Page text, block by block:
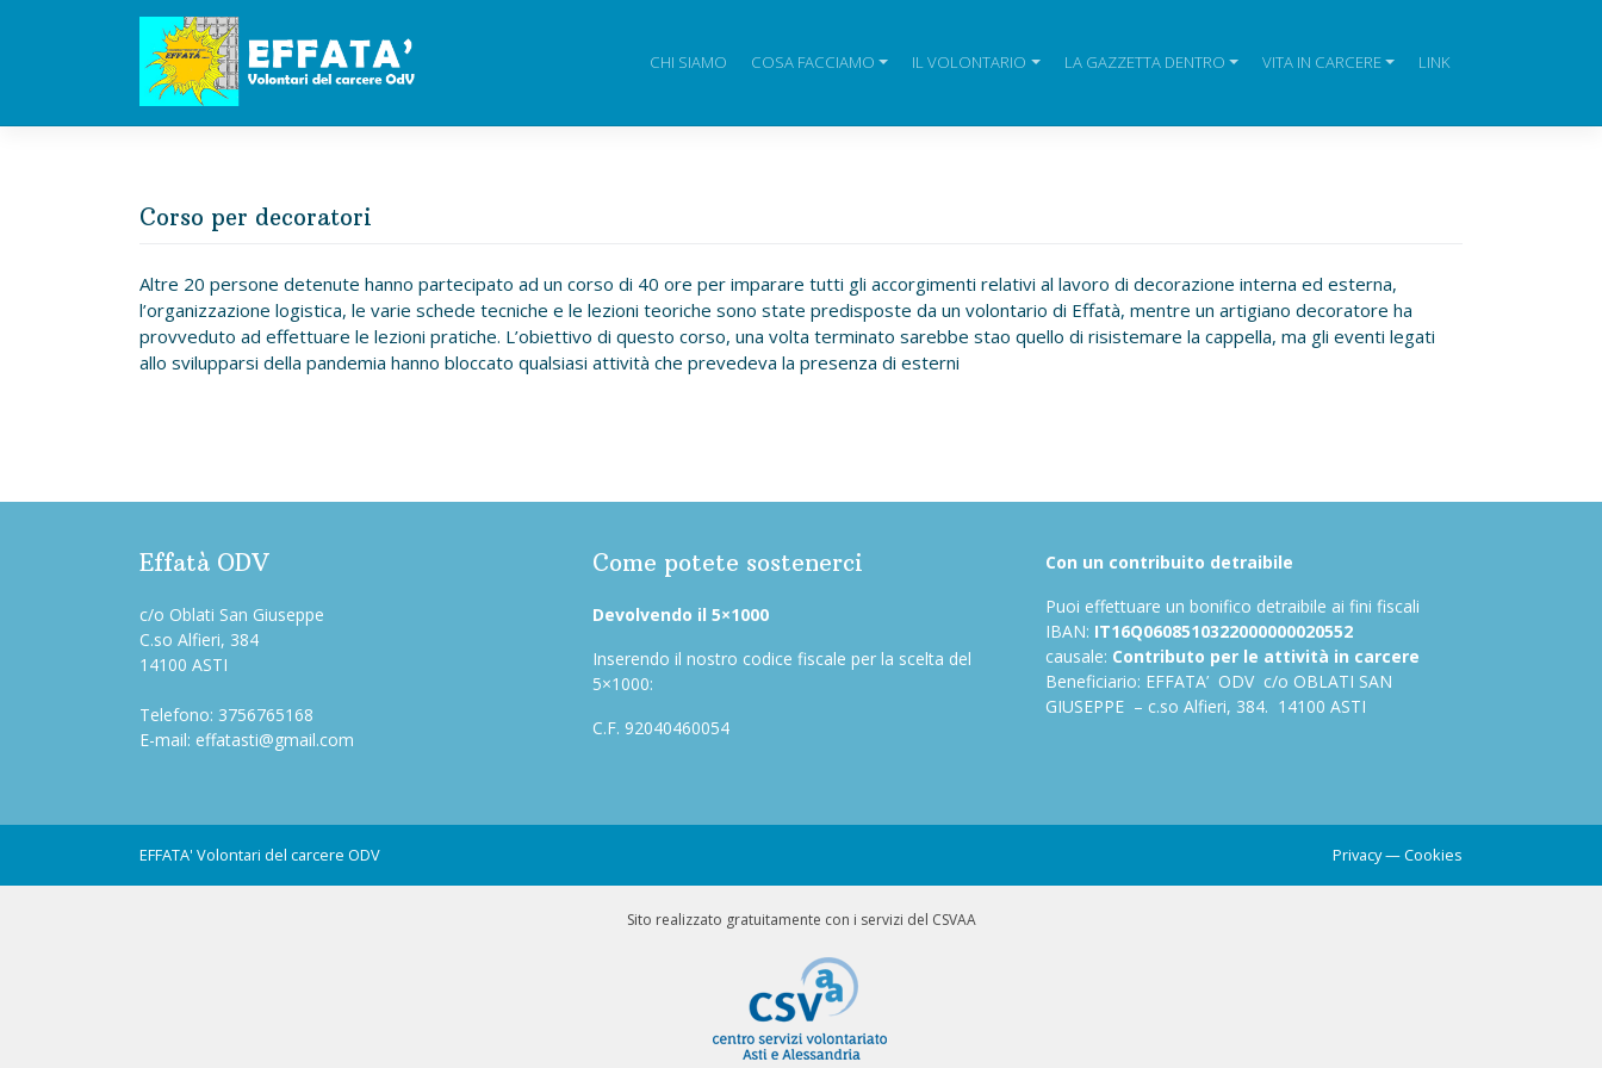
CHI SIAMO COSA FACCIAMO IL VOLONTARIO LA GAZZETTA DENTRO VITA IN CARCERE LINK
Corso per decoratori
Altre 20 persone detenute hanno partecipato ad un corso di 40 ore per imparare tutti gli accorgimenti relativi al lavoro di decorazione interna ed esterna,
l’organizzazione logistica, le varie schede tecniche e le lezioni teoriche sono state predisposte da un volontario di Effatà, mentre un artigiano decoratore ha
provveduto ad effettuare le lezioni pratiche. L’obiettivo di questo corso, una volta terminato sarebbe stao quello di risistemare la cappella, ma gli eventi legati
allo svilupparsi della pandemia hanno bloccato qualsiasi attività che prevedeva la presenza di esterni
Effatà ODV
c/o Oblati San Giuseppe
C.so Alfieri, 384
14100 ASTI
Telefono: 3756765168
E-mail: effatasti@gmail.com
Come potete sostenerci
Devolvendo il 5×1000
Inserendo il nostro codice fiscale per la scelta del
5×1000:
C.F. 92040460054
Con un contribuito detraibile
Puoi effettuare un bonifico detraibile ai fini fiscali
IBAN: IT16Q0608510322000000020552
causale: Contributo per le attività in carcere
Beneficiario: EFFATA’ ODV c/o OBLATI SAN
GIUSEPPE – c.so Alfieri, 384. 14100 ASTI
EFFATA' Volontari del carcere ODV Privacy—Cookies
Sito realizzato gratuitamente con i servizi del CSVAA